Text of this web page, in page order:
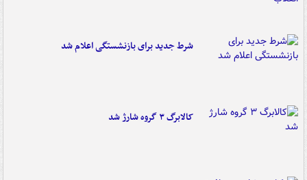
شرط جدید برای بازنشستگی اعلام شد
کالابرگ ۳ گروه شارژ شد